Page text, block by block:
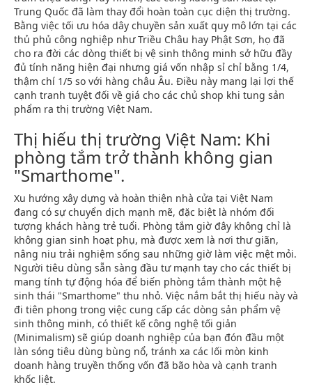
Trung Quốc đã làm thay đổi hoàn toàn cục diện thị trường.
Bằng việc tối ưu hóa dây chuyền sản xuất quy mô lớn tại các
thủ phủ công nghiệp như Triều Châu hay Phật Sơn, họ đã
cho ra đời các dòng thiết bị vệ sinh thông minh sở hữu đầy
đủ tính năng hiện đại nhưng giá vốn nhập sỉ chỉ bằng 1/4,
thậm chí 1/5 so với hàng châu Âu. Điều này mang lại lợi thế
cạnh tranh tuyệt đối về giá cho các chủ shop khi tung sản
phẩm ra thị trường Việt Nam.
Thị hiếu thị trường Việt Nam: Khi
phòng tắm trở thành không gian
"Smarthome".
Xu hướng xây dựng và hoàn thiện nhà cửa tại Việt Nam
đang có sự chuyển dịch mạnh mẽ, đặc biệt là nhóm đối
tượng khách hàng trẻ tuổi. Phòng tắm giờ đây không chỉ là
không gian sinh hoạt phụ, mà được xem là nơi thư giãn,
nâng niu trải nghiệm sống sau những giờ làm việc mệt mỏi.
Người tiêu dùng sẵn sàng đầu tư mạnh tay cho các thiết bị
mang tính tự động hóa để biến phòng tắm thành một hệ
sinh thái "Smarthome" thu nhỏ. Việc nắm bắt thị hiếu này và
đi tiên phong trong việc cung cấp các dòng sản phẩm vệ
sinh thông minh, có thiết kế công nghệ tối giản
(Minimalism) sẽ giúp doanh nghiệp của bạn đón đầu một
làn sóng tiêu dùng bùng nổ, tránh xa các lối mòn kinh
doanh hàng truyền thống vốn đã bão hòa và cạnh tranh
khốc liệt.